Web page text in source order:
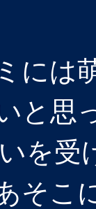
には
と思
を
そこ